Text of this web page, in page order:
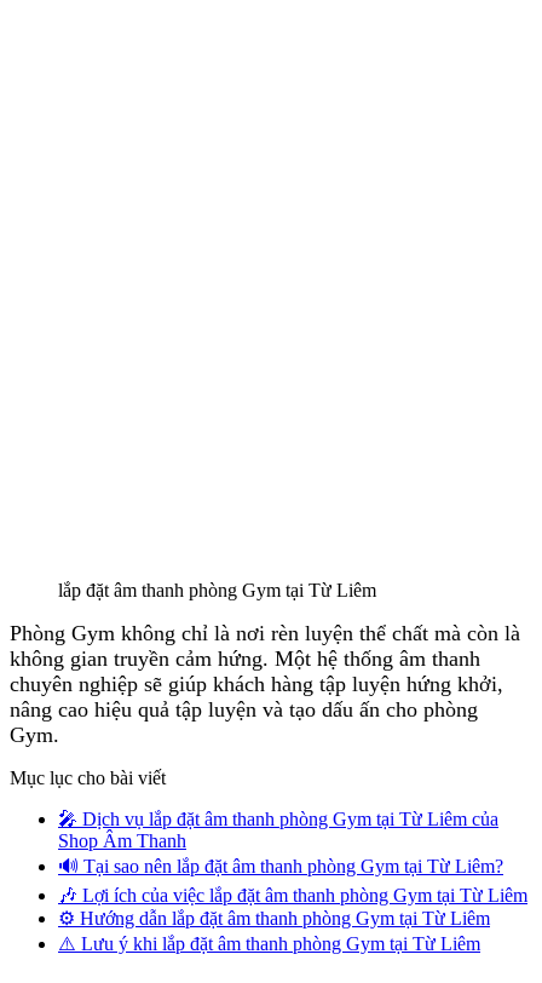
lắp đặt âm thanh phòng Gym tại Từ Liêm
Phòng Gym không chỉ là nơi rèn luyện thể chất mà còn là
không gian truyền cảm hứng. Một hệ thống âm thanh
chuyên nghiệp sẽ giúp khách hàng tập luyện hứng khởi,
nâng cao hiệu quả tập luyện và tạo dấu ấn cho phòng
Gym.
Mục lục cho bài viết
🎤 Dịch vụ lắp đặt âm thanh phòng Gym tại Từ Liêm của
Shop Âm Thanh
🔊 Tại sao nên lắp đặt âm thanh phòng Gym tại Từ Liêm?
🎶 Lợi ích của việc lắp đặt âm thanh phòng Gym tại Từ Liêm
⚙️ Hướng dẫn lắp đặt âm thanh phòng Gym tại Từ Liêm
⚠️ Lưu ý khi lắp đặt âm thanh phòng Gym tại Từ Liêm